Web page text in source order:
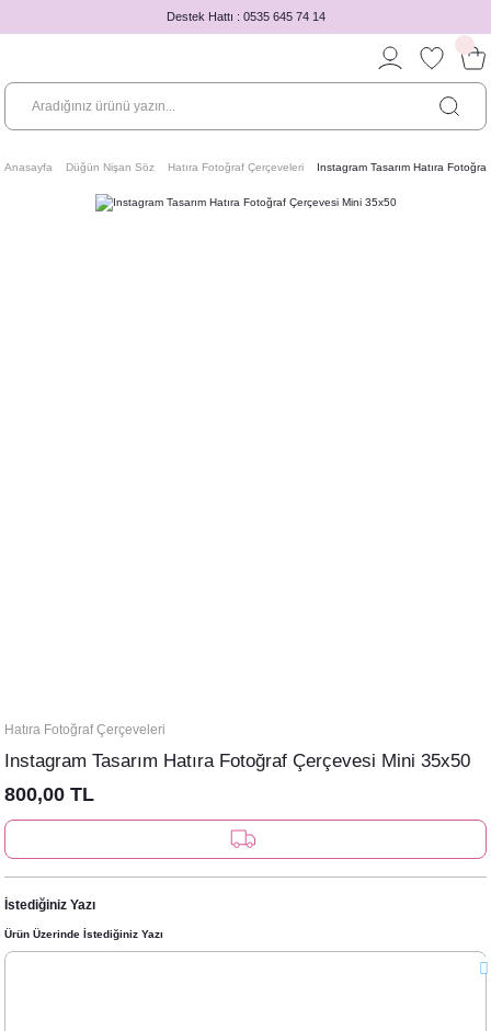
Destek Hattı : 0535 645 74 14
Anasayfa Düğün Nişan Söz Hatıra Fotoğraf Çerçeveleri Instagram Tasarım Hatıra
Hatıra Fotoğraf Çerçeveleri
Instagram Tasarım Hatıra Fotoğraf Çerçevesi Mini 35x50
800,00 TL
İstediğiniz Yazı
Ürün Üzerinde İstediğiniz Yazı